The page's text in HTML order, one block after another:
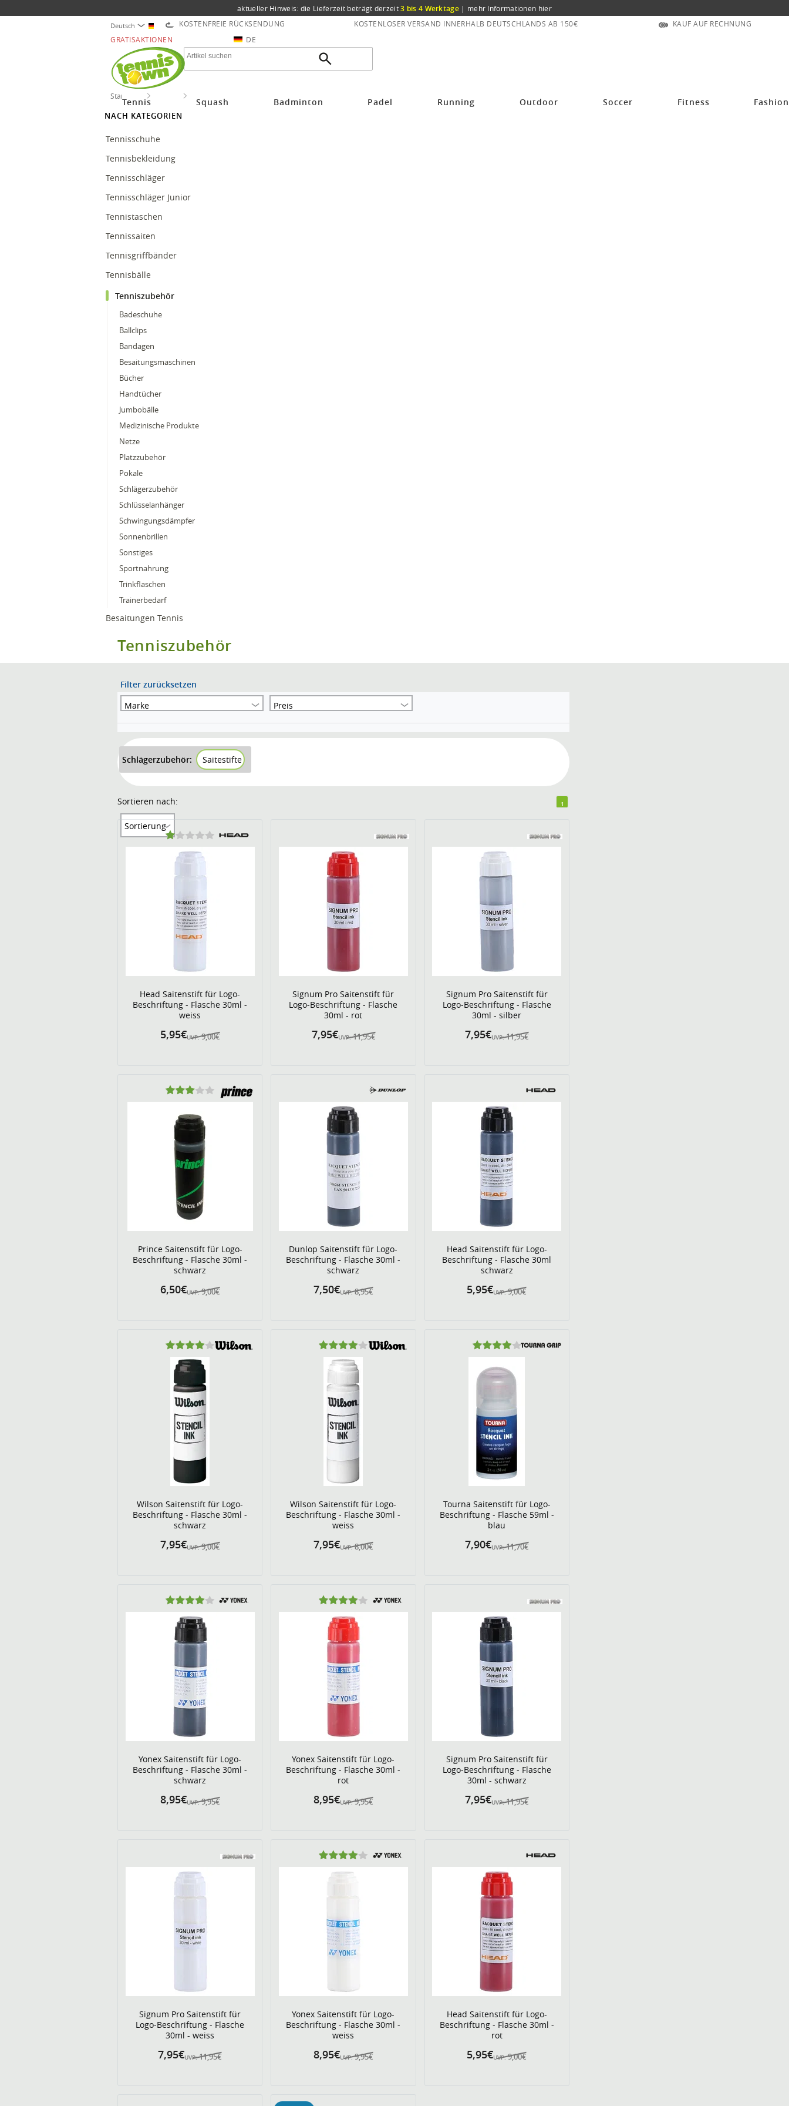
aktueller Hinweis: die Lieferzeit beträgt derzeit3 bis 4 Werktage | mehr Informationen hier
Deutsch KOSTENFREIE RÜCKSENDUNG KOSTENLOSER VERSAND INNERHALB DEUTSCHLANDS AB 150€
KAUF AUF RECHNUNG
GRATISAKTIONEN
DE
Tennis Squash Badminton Padel Running Outdoor Soccer Fitness Fashion
Startseite
NACH KATEGORIEN
Tennisschuhe
Tennisbekleidung
Tennisschläger
Tennisschläger Junior
Tennistaschen
Tennissaiten
Tennisgriffbänder
Tennisbälle
Tenniszubehör
Badeschuhe
Ballclips
Bandagen
Besaitungsmaschinen
Bücher
Handtücher
Jumbobälle
Medizinische Produkte
Netze
Platzzubehör
Pokale
Schlägerzubehör
Schlüsselanhänger
Schwingungsdämpfer
Sonnenbrillen
Sonstiges
Sportnahrung
Trinkflaschen
Trainerbedarf
Besaitungen Tennis
Tenniszubehör
Filter zurücksetzen
Marke
Preis
Schlägerzubehör: Saitestifte
Sortieren nach:
Sortierung
1
Head Saitenstift für Logo-
Beschriftung - Flasche 30ml -
weiss
UVP: 9,00€
5,95€
Signum Pro Saitenstift für
Logo-Beschriftung - Flasche
30ml - rot
UVP: 11,95€
7,95€
Signum Pro Saitenstift für
Logo-Beschriftung - Flasche
30ml - silber
UVP: 11,95€
7,95€
Prince Saitenstift für Logo-
Beschriftung - Flasche 30ml -
schwarz
UVP: 9,00€
6,50€
Dunlop Saitenstift für Logo-
Beschriftung - Flasche 30ml -
schwarz
UVP: 8,95€
7,50€
Head Saitenstift für Logo-
Beschriftung - Flasche 30ml
schwarz
UVP: 9,00€
5,95€
Wilson Saitenstift für Logo-
Beschriftung - Flasche 30ml -
schwarz
UVP: 9,00€
7,95€
Wilson Saitenstift für Logo-
Beschriftung - Flasche 30ml -
weiss
UVP: 8,00€
7,95€
Tourna Saitenstift für Logo-
Beschriftung - Flasche 59ml -
blau
UVP: 11,70€
7,90€
Yonex Saitenstift für Logo-
Beschriftung - Flasche 30ml -
schwarz
UVP: 9,95€
8,95€
Yonex Saitenstift für Logo-
Beschriftung - Flasche 30ml -
rot
UVP: 9,95€
8,95€
Signum Pro Saitenstift für
Logo-Beschriftung - Flasche
30ml - schwarz
UVP: 11,95€
7,95€
Signum Pro Saitenstift für
Logo-Beschriftung - Flasche
30ml - weiss
UVP: 11,95€
7,95€
Yonex Saitenstift für Logo-
Beschriftung - Flasche 30ml -
weiss
UVP: 9,95€
8,95€
Head Saitenstift für Logo-
Beschriftung - Flasche 30ml -
rot
UVP: 9,00€
5,95€